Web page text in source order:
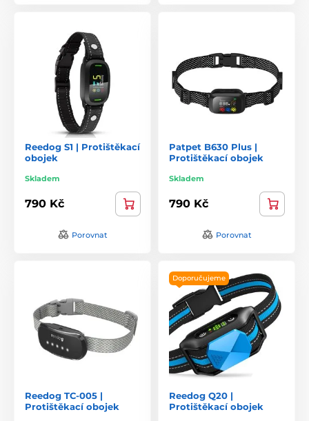
Reedog S1 | Protištěkací
obojek
Skladem
790 Kč
Porovnat
Patpet B630 Plus |
Protištěkací obojek
Skladem
790 Kč
Porovnat
Reedog TC-005 |
Protištěkací obojek
Doporučujeme
Reedog Q20 |
Protištěkací obojek